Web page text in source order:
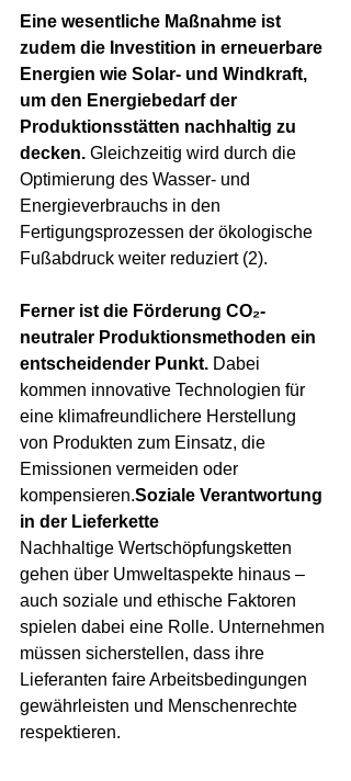
Eine wesentliche Maßnahme ist
zudem die Investition in erneuerbare
Energien wie Solar- und Windkraft,
um den Energiebedarf der
Produktionsstätten nachhaltig zu
decken. Gleichzeitig wird durch die
Optimierung des Wasser- und
Energieverbrauchs in den
Fertigungsprozessen der ökologische
Fußabdruck weiter reduziert (2).
Ferner ist die Förderung CO₂-
neutraler Produktionsmethoden ein
entscheidender Punkt. Dabei
kommen innovative Technologien für
eine klimafreundlichere Herstellung
von Produkten zum Einsatz, die
Emissionen vermeiden oder
kompensieren.Soziale Verantwortung
in der Lieferkette
Nachhaltige Wertschöpfungsketten
gehen über Umweltaspekte hinaus –
auch soziale und ethische Faktoren
spielen dabei eine Rolle. Unternehmen
müssen sicherstellen, dass ihre
Lieferanten faire Arbeitsbedingungen
gewährleisten und Menschenrechte
respektieren.